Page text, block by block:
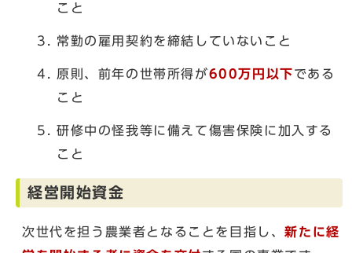
こと
常勤の雇用契約を締結していないこと
原則、前年の世帯所得が600万円以下である
こと
研修中の怪我等に備えて傷害保険に加入する
こと
経営開始資金
次世代を担う農業者となることを目指し、新たに経